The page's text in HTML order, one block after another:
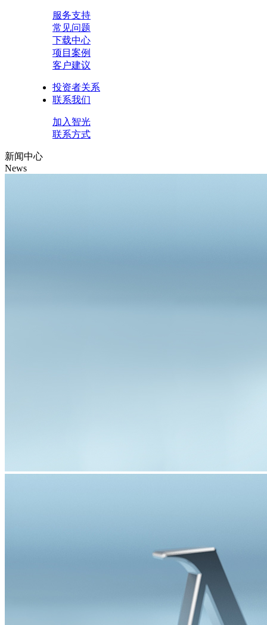
服务支持
常见问题
下载中心
项目案例
客户建议
投资者关系
联系我们
加入智光
联系方式
新闻中心
News